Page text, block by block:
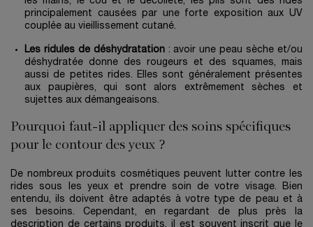
principalement causées par une forte exposition aux UV
couplée au vieillissement cutané.
Les ridules de déshydratation : avoir une peau sèche et/ou
déshydratée donne des rougeurs et des squames, mais
aussi de petites rides. Elles sont généralement présentes
aux paupières, qui sont alors extrêmement sèches et
sujettes aux démangeaisons.
Pourquoi faut-il appliquer des soins spécifiques
pour le contour des yeux ?
De nombreux produits cosmétiques peuvent lutter contre les
rides sous les yeux et prendre soin de votre visage. Bien
entendu, ils doivent être adaptés à votre type de peau et à
ses besoins. Cependant, en regardant de plus près la
description de certains produits, il est souvent inscrit que le